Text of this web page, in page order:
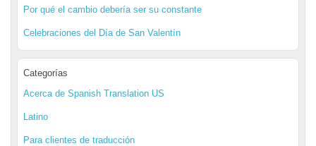
Por qué el cambio debería ser su constante
Celebraciones del Día de San Valentín
Categorías
Acerca de Spanish Translation US
Latino
Para clientes de traducción